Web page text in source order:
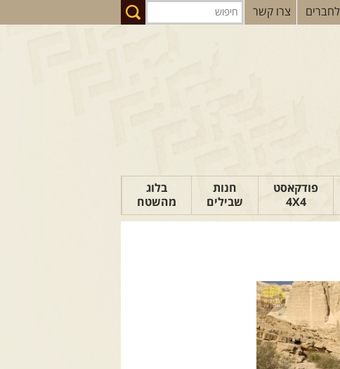
לחברים צרו קשר
פודקאסט
4X4
חנות
שבילים
בלוג
מהשטח